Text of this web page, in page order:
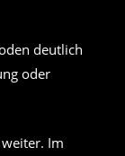
deutlich
oder
Im